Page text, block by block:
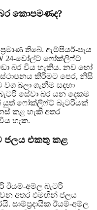
කොපමණද?
තිබේ. ඇම්පියර්-පැය
24-වෝල්ට් ෆෝක්ලිෆ්ට්
බර විය හැකිය. නව හෝ
කිරීමට පෙර, නිසි
බලා ගැනීම සඳහා
සේවා බර යන දෙකම
යුත් ෆෝක්ලිෆ්ට් බැටරියක්
කළ හැකි අතර
හැක.
ජලය එකතු කළ
ඊයම්-අම්ල බැටරි
අතර එමඟින් ජලය
සාම්ප්‍රදායික ඊයම්-අම්ල